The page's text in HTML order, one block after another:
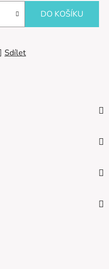
DO KOŠÍKU
Sdílet